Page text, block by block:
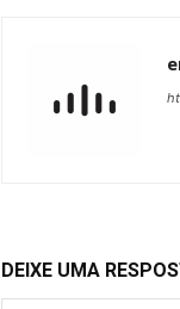
DEIXE UMA